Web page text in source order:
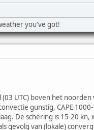
you've got!
UTC) boven het
gunstig, CAPE
De schering is 15-20
gevolg van (lokale)